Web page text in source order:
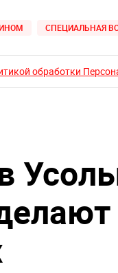
СПЕЦИАЛЬНАЯ
обработки